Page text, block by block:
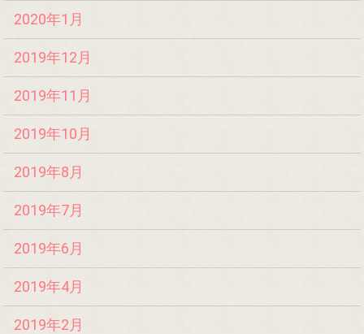
2020年1月
2019年12月
2019年11月
2019年10月
2019年8月
2019年7月
2019年6月
2019年4月
2019年2月